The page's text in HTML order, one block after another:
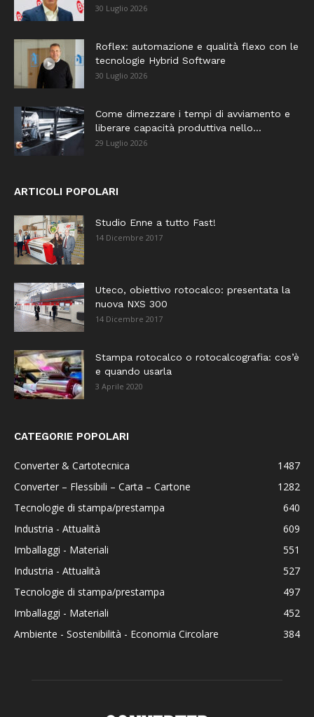
30 Luglio 2026
Roflex: automazione e qualità flexo con le
tecnologie Hybrid Software
30 Luglio 2026
Come dimezzare i tempi di avviamento e
liberare capacità produttiva nello...
29 Luglio 2026
ARTICOLI POPOLARI
Studio Enne a tutto Fast!
14 Dicembre 2017
Uteco, obiettivo rotocalco: presentata la
nuova NXS 300
14 Dicembre 2017
Stampa rotocalco o rotocalcografia: cos’è
e quando usarla
3 Aprile 2020
CATEGORIE POPOLARI
Converter & Cartotecnica
1487
Converter – Flessibili – Carta – Cartone
1282
Tecnologie di stampa/prestampa
640
Industria - Attualità
609
Imballaggi - Materiali
551
Industria - Attualità
527
Tecnologie di stampa/prestampa
497
Imballaggi - Materiali
452
Ambiente - Sostenibilità - Economia Circolare
384